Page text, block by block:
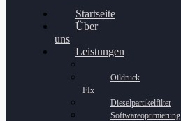
Startseite
Über
uns
Leistungen
Oildruck
FIx
Dieselpartikelfilter
Softwareoptimierung